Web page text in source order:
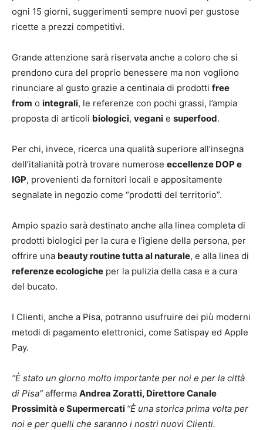
ogni 15 giorni, suggerimenti sempre nuovi per gustose
ricette a prezzi competitivi.
Grande attenzione sarà riservata anche a coloro che si
prendono cura del proprio benessere ma non vogliono
rinunciare al gusto grazie a centinaia di prodotti free
from o integrali, le referenze con pochi grassi, l’ampia
proposta di articoli biologici, vegani e superfood.
Per chi, invece, ricerca una qualità superiore all’insegna
dell’italianità potrà trovare numerose eccellenze DOP e
IGP, provenienti da fornitori locali e appositamente
segnalate in negozio come “prodotti del territorio”.
Ampio spazio sarà destinato anche alla linea completa di
prodotti biologici per la cura e l’igiene della persona, per
offrire una beauty routine tutta al naturale, e alla linea di
referenze ecologiche per la pulizia della casa e a cura
del bucato.
I Clienti, anche a Pisa, potranno usufruire dei più moderni
metodi di pagamento elettronici, come Satispay ed Apple
Pay.
“È stato un giorno molto importante per noi e per la città
di Pisa” afferma Andrea Zoratti, Direttore Canale
Prossimità e Supermercati “È una storica prima volta per
noi e per quelli che saranno i nostri nuovi Clienti.